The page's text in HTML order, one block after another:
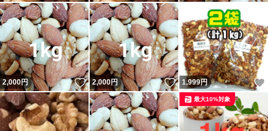
2,000円 いいね！
2,000円 いいね！
1,999円
最大10%対象